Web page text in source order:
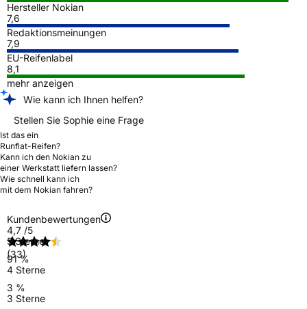
Hersteller Nokian
7,6
Redaktionsmeinungen
7,9
EU-Reifenlabel
8,1
mehr anzeigen
Wie kann ich Ihnen helfen?
Stellen Sie Sophie eine Frage
Ist das ein
Runflat-Reifen?
Kann ich den Nokian zu
einer Werkstatt liefern lassen?
Wie schnell kann ich
mit dem Nokian fahren?
Kundenbewertungen
4,7 /5
(33)
5 Sterne
91 %
4 Sterne
3 %
3 Sterne